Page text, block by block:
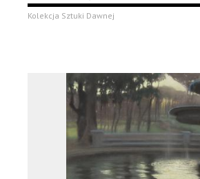
Kolekcja Sztuki Dawnej